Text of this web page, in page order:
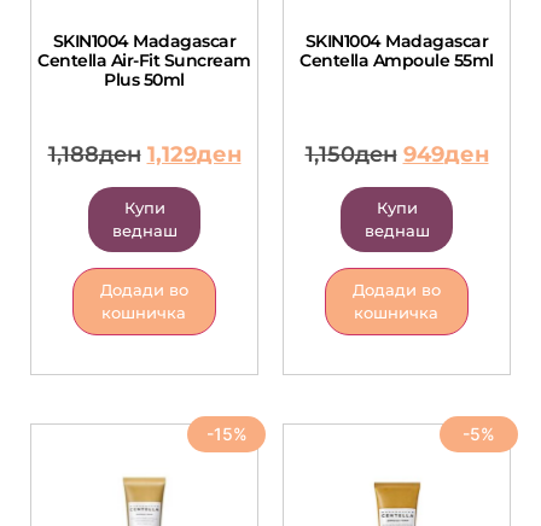
SKIN1004 Madagascar
Centella Air-Fit Suncream
Plus 50ml
1,188ден 1,129ден
Купи
веднаш
Додади во
кошничка
SKIN1004 Madagascar
Centella Ampoule 55ml
1,150ден 949ден
Купи
веднаш
Додади во
кошничка
-15% -5%